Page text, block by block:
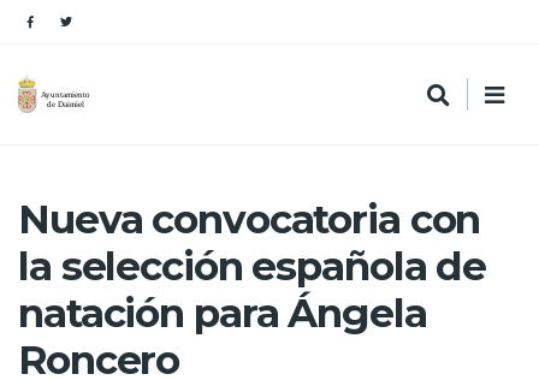
Nueva convocatoria con
la selección española de
natación para Ángela
Roncero